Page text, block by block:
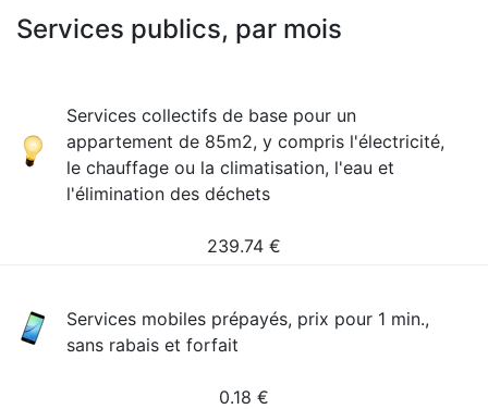
Services publics, par mois
Services collectifs de base pour un
appartement de 85m2, y compris l'électricité,
le chauffage ou la climatisation, l'eau et
l'élimination des déchets
239.74 €
Services mobiles prépayés, prix pour 1 min.,
sans rabais et forfait
0.18 €